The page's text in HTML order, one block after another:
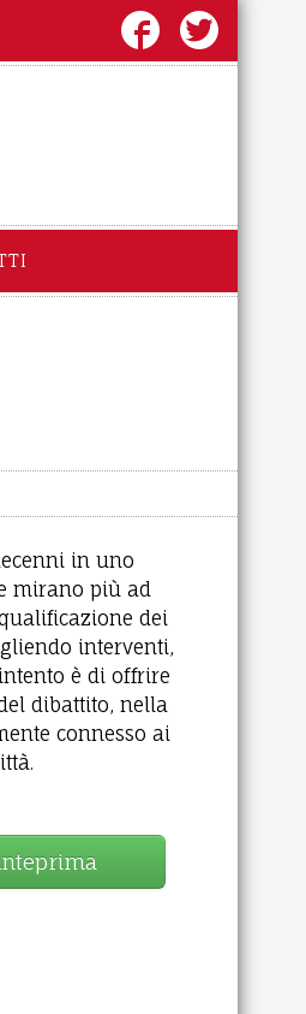
in uno
mirano più ad
dei
interventi,
è di offrire
dibattito, nella
connesso ai